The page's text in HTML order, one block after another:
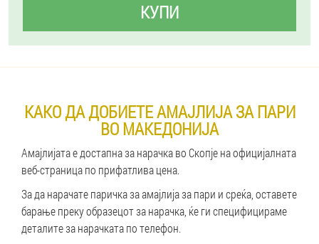
КУПИ
КАКО ДА ДОБИЕТЕ АМАЈЛИЈА ЗА ПАРИ
ВО МАКЕДОНИЈА
Амајлијата е достапна за нарачка во Скопје на официјалната
веб-страница по прифатлива цена.
За да нарачате паричка за амајлија за пари и среќа, оставете
барање преку образецот за нарачка, ќе ги специфицираме
деталите за нарачката по телефон.